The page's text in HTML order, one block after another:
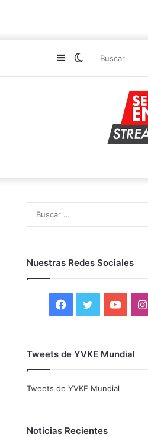
Switch
Sidebar
Nuestras Redes Sociales
F
c
i
Y
u
I
Tweets de YVKE Mundial
Tweets de YVKE Mundial
Noticias Recientes